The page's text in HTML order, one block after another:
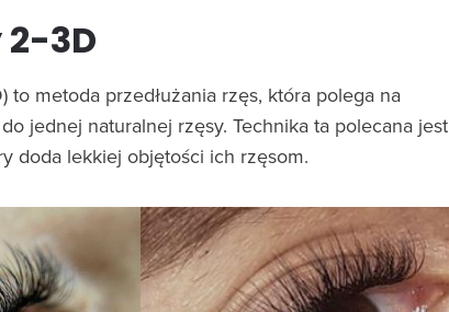
2-3D
metoda przedłużania rzęs, która polega na
jednej naturalnej rzęsy. Technika ta polecana jest
doda lekkiej objętości ich rzęsom.